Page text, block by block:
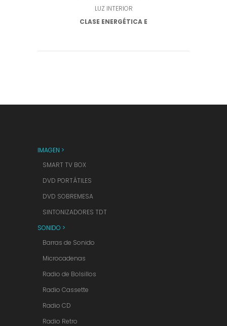
LUZ INTERIOR
CLASE ENERGÉTICA E
IMAGEN >
SMART TV BOX
DVD PORTÁTILES
DVD SOBREMESA
SINTONIZADORES TDT
SONIDO >
Barras de Sonido
Microcadenas
Radio de Bolsillos
Radio Cassette
Radio CD
Radio Retro